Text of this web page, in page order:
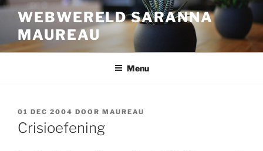
Ga
inhoud
WEBWERELD SARANNA
MAUREAU
Menu
GEPLAATST
OP
01 DEC 2004 DOOR MAUREAU
Crisioefening